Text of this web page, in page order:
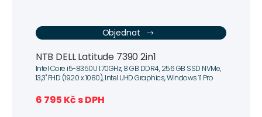
Objednat
NTB DELL Latitude 7390 2in1
Intel Core i5-8350U 1.70GHz, 8 GB DDR4, 256 GB SSD NVMe,
13,3" FHD (1920 x 1080), Intel UHD Graphics, Windows 11 Pro
6 795 Kč s DPH